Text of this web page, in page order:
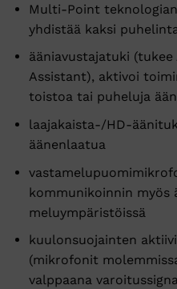
Multi-Point
yhdistää kaksi
ääniavustajatuki (tukee
Assistant), aktivoi
toistoa tai puheluja
laajakaista-/HD-
äänenlaatua
kommunikoinnin myös
meluympäristöissä
kuulonsuojainten
(mikrofonit
valppaana